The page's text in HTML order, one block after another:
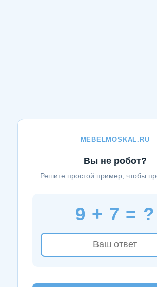
MEBELMOSKAL.RU
Вы не робот?
Решите простой пример, чтобы
9 + 7 = ?